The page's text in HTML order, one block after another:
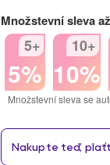
Množstevní sleva
5+
5%
10+
10%
Množstevní sleva se